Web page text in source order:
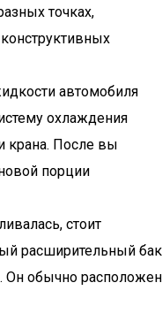
точках,
автомобиля
охлаждения
крана. После вы
порции
стоит
расширительный бак
Он обычно расположен